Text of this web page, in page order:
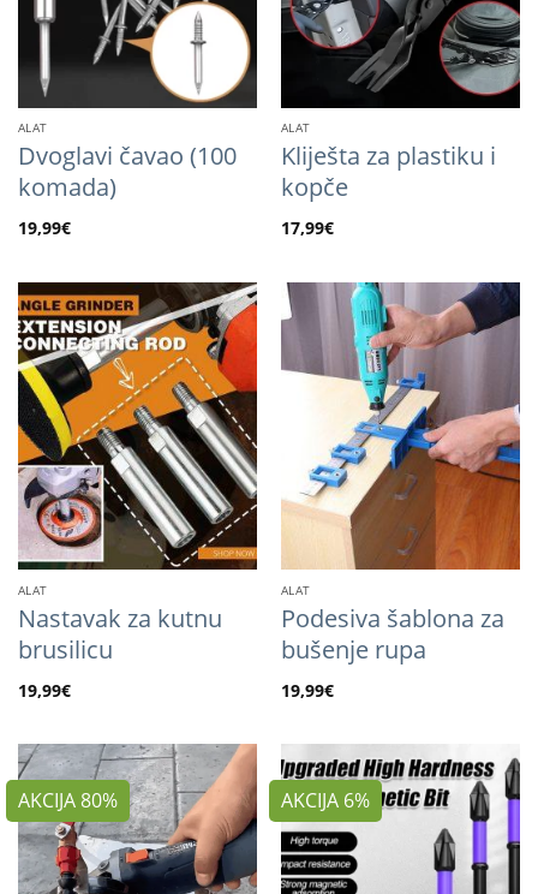
ALAT
Dvoglavi čavao (100
komada)
19,99€
ALAT
Kliješta za plastiku i
kopče
17,99€
ALAT
Nastavak za kutnu
brusilicu
19,99€
ALAT
Podesiva šablona za
bušenje rupa
19,99€
AKCIJA 80% AKCIJA 6%